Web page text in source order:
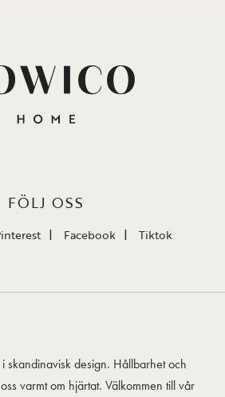
FÖLJ OSS
Facebook Tiktok
skandinavisk design. Hållbarhet och
varmt om hjärtat. Välkommen till vår